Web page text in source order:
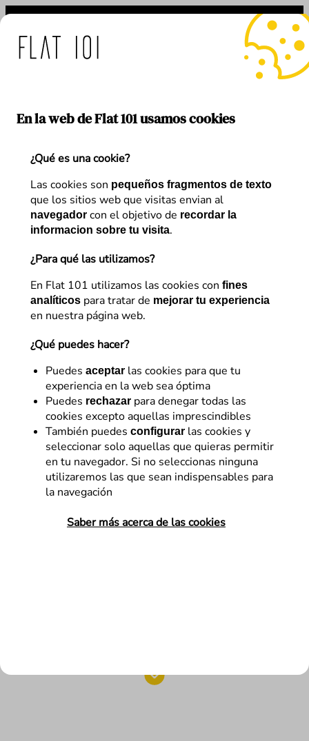
En la web de Flat 101 usamos cookies
¿Qué es una cookie?
Las cookies son pequeños fragmentos de texto
que los sitios web que visitas envian al
navegador con el objetivo de recordar la
informacion sobre tu visita.
¿Para qué las utilizamos?
En Flat 101 utilizamos las cookies con fines
analíticos para tratar de mejorar tu experiencia
en nuestra página web.
¿Qué puedes hacer?
Puedes aceptar las cookies para que tu
experiencia en la web sea óptima
Puedes rechazar para denegar todas las
cookies excepto aquellas imprescindibles
También puedes configurar las cookies y
seleccionar solo aquellas que quieras permitir
en tu navegador. Si no seleccionas ninguna
utilizaremos las que sean indispensables para
la navegación
Saber más acerca de las cookies
Saltar
contenido
Creamos experiencias digitales
únicas que impulsan tu negocio
Descubre BXOp, el enfoque definitivo para llevar
el CRO y la conversión a un nuevo nivel y
potenciar la rentabilidad de tu negocio